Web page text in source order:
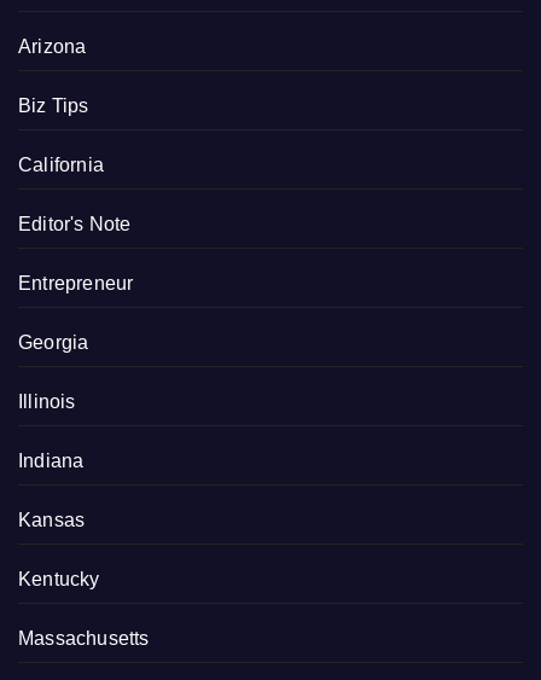
Arizona
Biz Tips
California
Editor's Note
Entrepreneur
Georgia
Illinois
Indiana
Kansas
Kentucky
Massachusetts